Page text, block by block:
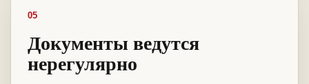
05
Документы ведутся
нерегулярно